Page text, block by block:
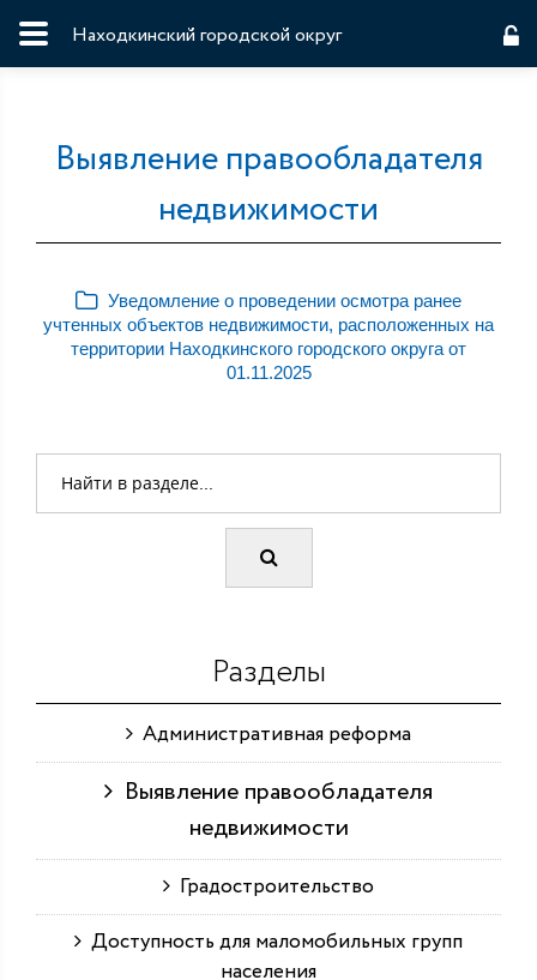
Находкинский городской округ
Выявление правообладателя
недвижимости
Уведомление о проведении осмотра ранее
учтенных объектов недвижимости, расположенных на
территории Находкинского городского округа от
01.11.2025
Разделы
Административная реформа
Выявление правообладателя
недвижимости
Градостроительство
Доступность для маломобильных групп
населения